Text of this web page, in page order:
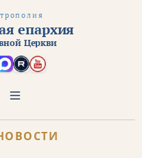
епархия
Церкви